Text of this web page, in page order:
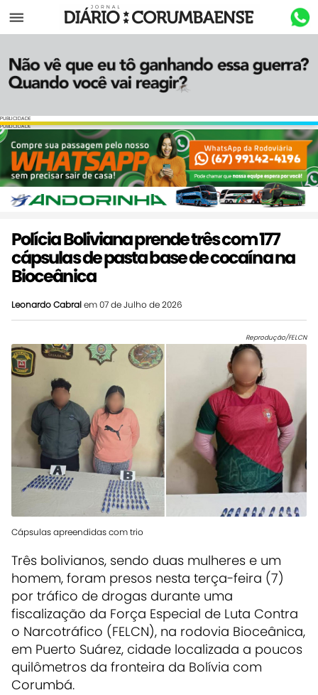
Menu
PUBLICIDADE
PUBLICIDADE
Polícia Boliviana prende três com 177
cápsulas de pasta base de cocaína na
Bioceânica
Leonardo Cabralem 07 de Julho de 2026
Reprodução/FELCN
Cápsulas apreendidas com trio
Três bolivianos, sendo duas mulheres e um
homem, foram presos nesta terça-feira (7)
por tráfico de drogas durante uma
fiscalização da Força Especial de Luta Contra
o Narcotráfico (FELCN), na rodovia Bioceânica,
em Puerto Suárez, cidade localizada a poucos
quilômetros da fronteira da Bolívia com
Corumbá.